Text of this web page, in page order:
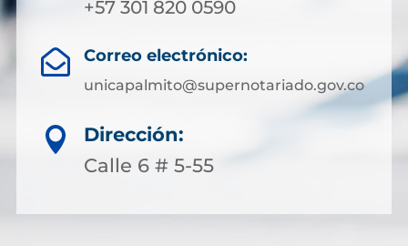
+57 301 820 0590
 Correo electrónico:
unicapalmito@supernotariado.gov.co

Dirección:
Calle 6 # 5-55